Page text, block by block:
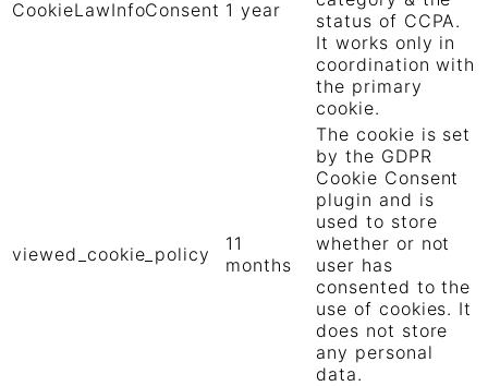
CookieLawInfoConsent 1 year
status of CCPA.
It works only in
coordination with
the primary
cookie.
viewed_cookie_policy
11
months
The cookie is set
by the GDPR
Cookie Consent
plugin and is
used to store
whether or not
user has
consented to the
use of cookies. It
does not store
any personal
data.